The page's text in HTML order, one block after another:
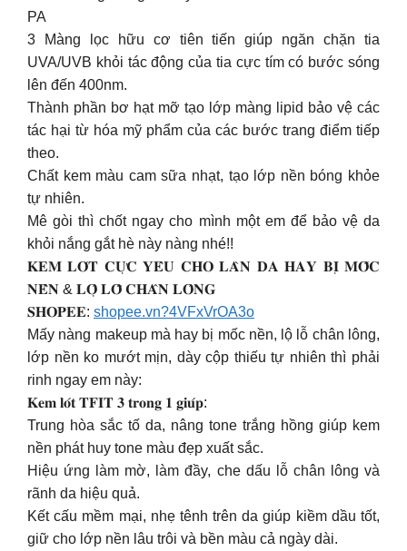
PA
3 Màng lọc hữu cơ tiên tiến giúp ngăn chặn tia
UVA/UVB khỏi tác động của tia cực tím có bước sóng
lên đến 400nm.
Thành phần bơ hạt mỡ tạo lớp màng lipid bảo vệ các
tác hại từ hóa mỹ phẩm của các bước trang điểm tiếp
theo.
Chất kem màu cam sữa nhạt, tạo lớp nền bóng khỏe
tự nhiên.
Mê gòi thì chốt ngay cho mình một em để bảo vệ da
khỏi nắng gắt hè này nàng nhé!!
𝐊𝐄𝐌 𝐋𝐎́𝐓 𝐂𝐔̛̣𝐂 𝐘𝐄̂𝐔 𝐂𝐇𝐎 𝐋𝐀̀𝐍 𝐃𝐀 𝐇𝐀𝐘 𝐁𝐈̣ 𝐌𝐎̂́𝐂
𝐍𝐄̂̀𝐍 & 𝐋𝐎̣̂ 𝐋𝐎̂̃ 𝐂𝐇𝐀̂𝐍 𝐋𝐎̂𝐍𝐆
𝐒𝐇𝐎𝐏𝐄𝐄: shopee.vn?4VFxVrOA3o
Mấy nàng makeup mà hay bị mốc nền, lộ lỗ chân lông,
lớp nền ko mướt mịn, dày cộp thiếu tự nhiên thì phải
rinh ngay em này:
𝐊𝐞𝐦 𝐥𝐨́𝐭 𝐓𝐅𝐈𝐓 𝟑 𝐭𝐫𝐨𝐧𝐠 𝟏 𝐠𝐢𝐮́𝐩:
Trung hòa sắc tố da, nâng tone trắng hồng giúp kem
nền phát huy tone màu đẹp xuất sắc.
Hiệu ứng làm mờ, làm đầy, che dấu lỗ chân lông và
rãnh da hiệu quả.
Kết cấu mềm mại, nhẹ tênh trên da giúp kiềm dầu tốt,
giữ cho lớp nền lâu trôi và bền màu cả ngày dài.